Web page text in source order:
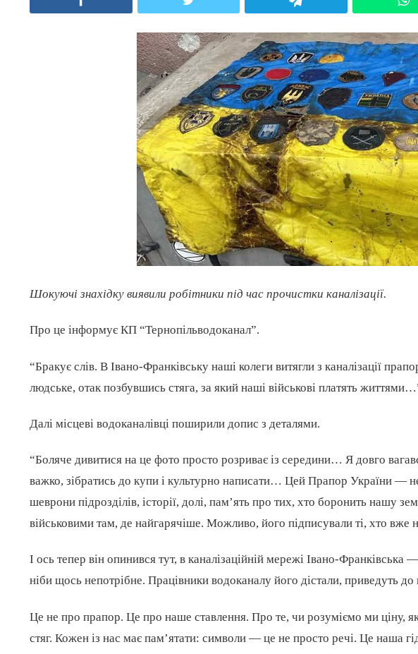
Шокуючі знахідку виявили робітники під час прочистки каналізації.
Про це інформує КП “Тернопільводоканал”.
“Бракує слів. В Івано-Франківську наші колеги витягли з каналізації
людське, отак позбувшись стяга, за який наші військові платять
Далі місцеві водоканалівці поширили допис з деталями.
“Боляче дивитися на це фото просто розриває із середини… Я довго
важко, зібратись до купи і культурно написати… Цей Прапор України —
шеврони підрозділів, історії, долі, пам’ять про тих, хто боронить нашу
військовими там, де найгарячіше. Можливо, його підписували ті, хто вже
І ось тепер він опинився тут, в каналізаційній мережі Івано-
ніби щось непотрібне. Працівники водоканалу його дістали, приведуть
Це не про прапор. Це про наше ставлення. Про те, чи розуміємо ми ціну,
стяг. Кожен із нас має пам’ятати: символи — це не просто речі. Це наша